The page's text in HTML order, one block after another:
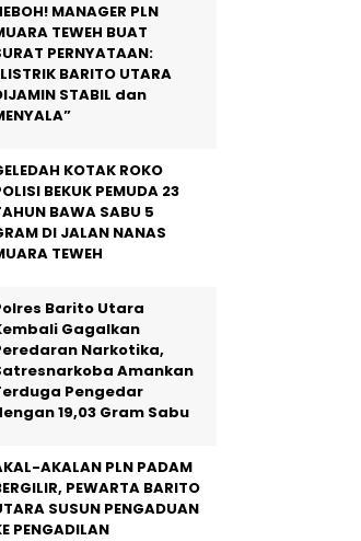
MANAGER PLN
TEWEH BUAT
PERNYATAAN:
BARITO UTARA
STABIL dan
KOTAK ROKO
BEKUK PEMUDA 23
BAWA SABU 5
DI JALAN NANAS
TEWEH
Barito Utara
Gagalkan
Narkotika,
Amankan
Pengedar
19,03 Gram Sabu
AKALAN PLN PADAM
PEWARTA BARITO
SUSUN PENGADUAN
PENGADILAN